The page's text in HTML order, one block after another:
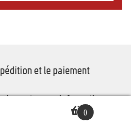
et le paiement
de vente avec informations
0